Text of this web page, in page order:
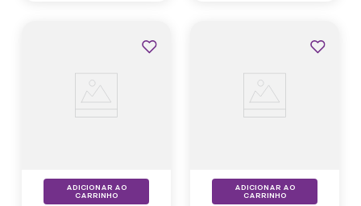
ADICIONAR AO
CARRINHO
ADICIONAR AO
CARRINHO